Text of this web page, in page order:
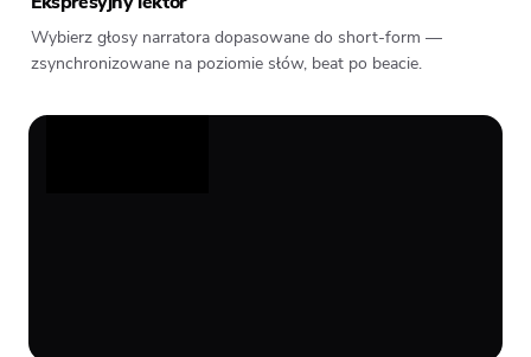
Wybierz głosy narratora dopasowane do short-form —
zsynchronizowane na poziomie słów, beat po beacie.